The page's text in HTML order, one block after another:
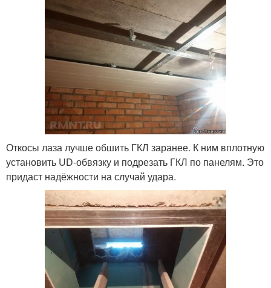
Откосы лаза лучше обшить ГКЛ заранее. К ним вплотную
установить UD-обвязку и подрезать ГКЛ по панелям. Это
придаст надёжности на случай удара.